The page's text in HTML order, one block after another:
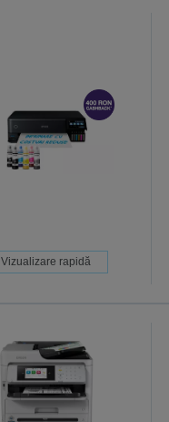
Vizualizare rapidă